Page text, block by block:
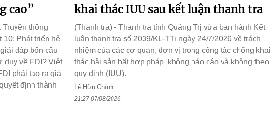
cao”
Truyền thông
10: Phát triển hệ
đáp bốn câu
duy về FDI? Việt
phải tạo ra giá
định thành
khai thác IUU sau kết luận thanh tra
(Thanh tra) - Thanh tra tỉnh Quảng Trị vừa ban hành Kết
luận thanh tra số 2039/KL-TTr ngày 24/7/2026 về trách
nhiệm của các cơ quan, đơn vị trong công tác chống khai
thác hải sản bất hợp pháp, không báo cáo và không theo
quy định (IUU).
Lê Hữu Chính
21:27 07/08/2026